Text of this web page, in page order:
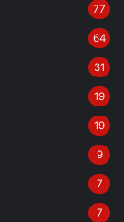
77
64
31
19
19
9
7
7